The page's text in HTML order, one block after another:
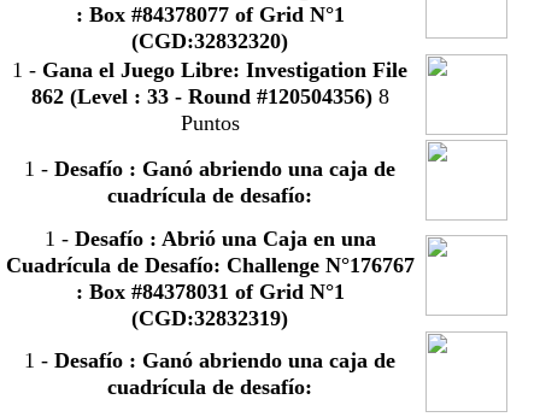
: Box #84378077 of Grid N°1
(CGD:32832320)
1 - Gana el Juego Libre: Investigation File
862 (Level : 33 - Round #120504356)8
Puntos
1 -Desafío : Ganó abriendo una caja de
cuadrícula de desafío:
1 - Desafío : Abrió una Caja en una
Cuadrícula de Desafío: Challenge N°176767
: Box #84378031 of Grid N°1
(CGD:32832319)
1 -Desafío : Ganó abriendo una caja de
cuadrícula de desafío: